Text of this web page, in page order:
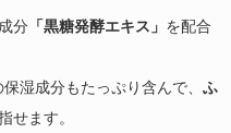
分 「黒糖発酵エキス」 を配合
保湿成分もたっぷり含んで、 ふ
せます。